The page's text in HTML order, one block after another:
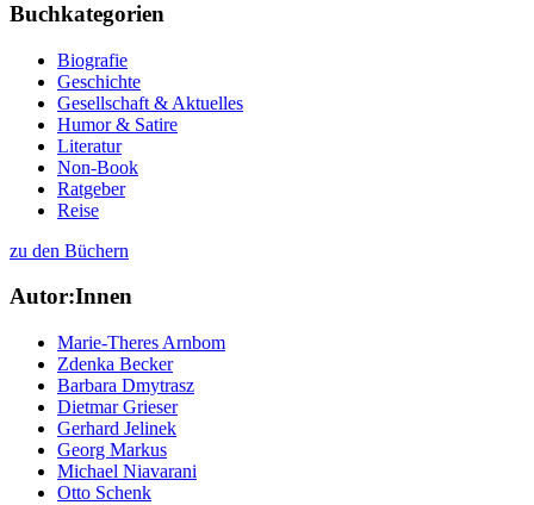
Buchkategorien
Biografie
Geschichte
Gesellschaft & Aktuelles
Humor & Satire
Literatur
Non-Book
Ratgeber
Reise
zu den Büchern
Autor:Innen
Marie-Theres Arnbom
Zdenka Becker
Barbara Dmytrasz
Dietmar Grieser
Gerhard Jelinek
Georg Markus
Michael Niavarani
Otto Schenk